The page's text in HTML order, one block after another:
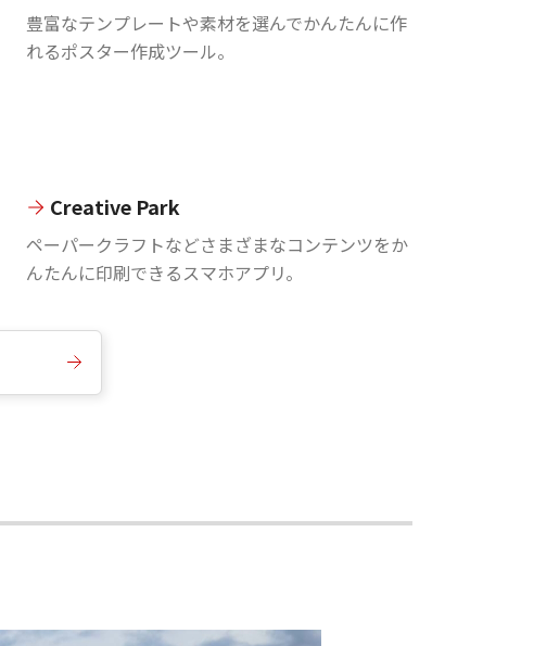
豊富なテンプレートや素材を選んでかんたんに作
れるポスター作成ツール。
Creative Park
ペーパークラフトなどさまざまなコンテンツをか
んたんに印刷できるスマホアプリ。